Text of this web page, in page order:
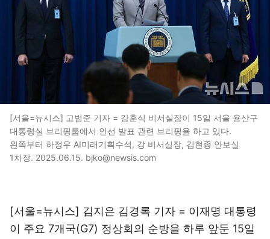
[서울=뉴시스] 고범준 기자 = 강훈식 비서실장이 15일 서울 용산구
대통령실 브리핑룸에서 인선 발표 관련 브리핑을 하고 있다.
왼쪽부터 하정우 AI미래기획수석, 강 비서실장, 김현종 안보실
1차장. 2025.06.15. bjko@newsis.com
[서울=뉴시스] 김지은 김경록 기자 = 이재명 대통령
이 주요 7개국(G7) 정상회의 순방을 하루 앞둔 15일